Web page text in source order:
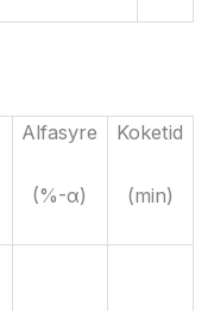
Alfasyre
(%-α)
Koketid
(min)